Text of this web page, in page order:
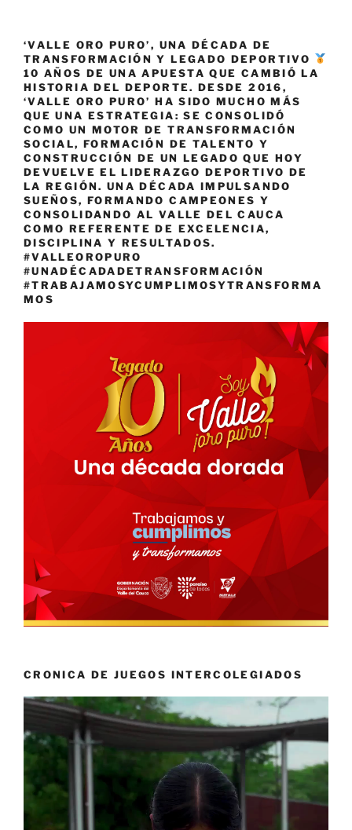
‘VALLE ORO PURO’, UNA DÉCADA DE
TRANSFORMACIÓN Y LEGADO DEPORTIVO
10 AÑOS DE UNA APUESTA QUE CAMBIÓ LA
HISTORIA DEL DEPORTE. DESDE 2016,
‘VALLE ORO PURO’ HA SIDO MUCHO MÁS
QUE UNA ESTRATEGIA: SE CONSOLIDÓ
COMO UN MOTOR DE TRANSFORMACIÓN
SOCIAL, FORMACIÓN DE TALENTO Y
CONSTRUCCIÓN DE UN LEGADO QUE HOY
DEVUELVE EL LIDERAZGO DEPORTIVO DE
LA REGIÓN. UNA DÉCADA IMPULSANDO
SUEÑOS, FORMANDO CAMPEONES Y
CONSOLIDANDO AL VALLE DEL CAUCA
COMO REFERENTE DE EXCELENCIA,
DISCIPLINA Y RESULTADOS.
#VALLEOROPURO
#UNADÉCADADETRANSFORMACIÓN
#TRABAJAMOSYCUMPLIMOSYTRANSFORMA
MOS
CRONICA DE JUEGOS INTERCOLEGIADOS
Reproductor
vídeo